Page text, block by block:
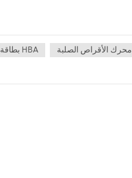
بطاقة HBA
محرك الأقراص الصلبة